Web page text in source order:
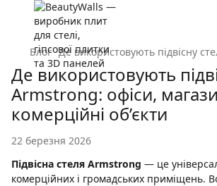
Блог Де використовують підвісну
Де використовують
Armstrong: офіси,
комерційні об’єкти
22 березня 2026
Підвісна стеля Armstrong — це
комерційних і громадських приміщень.